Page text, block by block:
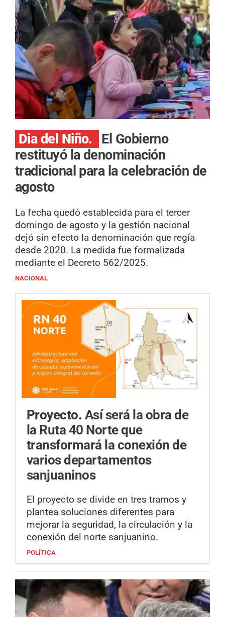
Dia del Niño.
El Gobierno
restituyó la denominación
tradicional para la celebración de
agosto
La fecha quedó establecida para el tercer
domingo de agosto y la gestión nacional
dejó sin efecto la denominación que regía
desde 2020. La medida fue formalizada
mediante el Decreto 562/2025.
NACIONAL
Proyecto. Así será la obra de
la Ruta 40 Norte que
transformará la conexión de
varios departamentos
sanjuaninos
El proyecto se divide en tres tramos y
plantea soluciones diferentes para
mejorar la seguridad, la circulación y la
conexión del norte sanjuanino.
POLÍTICA